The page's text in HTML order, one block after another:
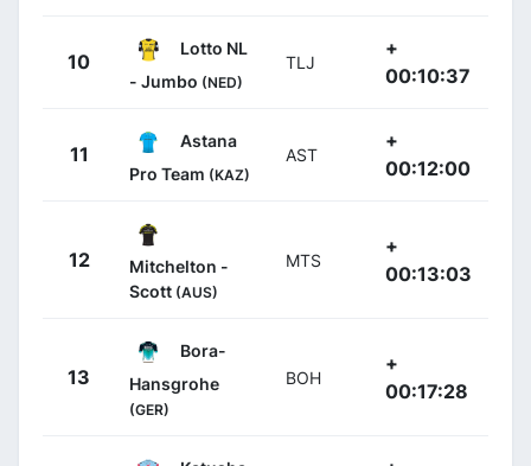
10
Lotto NL
- Jumbo (NED)
TLJ
+
00:10:37
11
Astana
Pro Team (KAZ)
AST
+
00:12:00
12
Mitchelton -
Scott (AUS)
MTS
+
00:13:03
13
Bora-
Hansgrohe
(GER)
BOH
+
00:17:28